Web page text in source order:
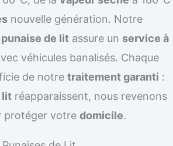
nouvelle génération. Notre
de lit assure un service à
véhicules banalisés. Chaque
de notre traitement garanti :
lit réapparaissent, nous revenons
protéger votre domicile.